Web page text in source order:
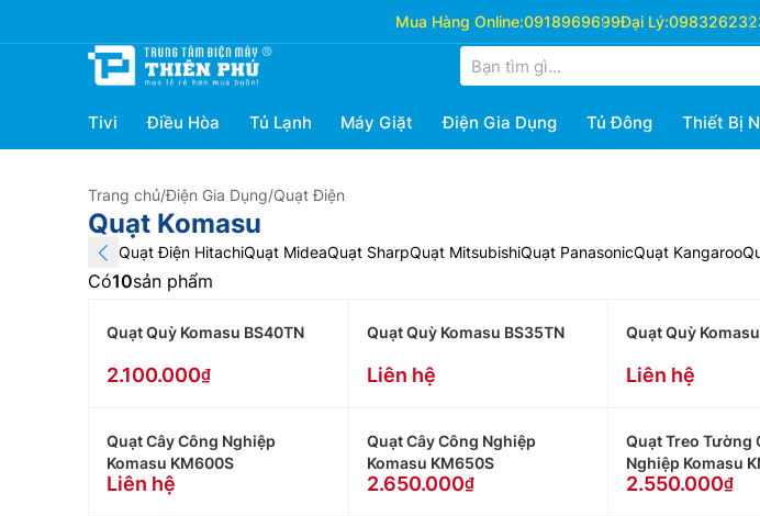
Mua Hàng Online:0918969699Đại Lý:
Tivi Điều Hòa Tủ Lạnh Máy Giặt Điện Gia Dụng Tủ Đông Thiết Bị
Trang chủ/Điện Gia Dụng/Quạt Điện
Quạt Komasu
Quạt Điện HitachiQuạt MideaQuạt SharpQuạt MitsubishiQuạt PanasonicQuạt Kangaroo
Có10sản phẩm
Quạt Quỳ Komasu BS40TN
2.100.000
Quạt Quỳ Komasu BS35TN
Liên hệ
Quạt Quỳ
Liên hệ
Quạt Cây Công Nghiệp
Komasu KM600S
Liên hệ
Quạt Cây Công Nghiệp
Komasu KM650S
2.650.000
Quạt Treo Tường
Nghiệp Komasu
2.550.000